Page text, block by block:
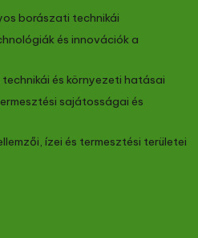
borászati technikái
és innovációk a
és környezeti hatásai
sajátosságai és
ízei és termesztési területei